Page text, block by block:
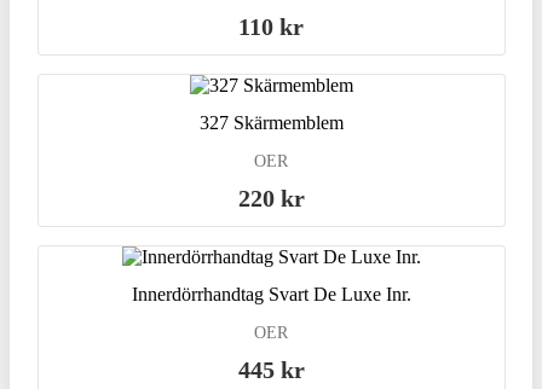
110 kr
327 Skärmemblem
OER
220 kr
Innerdörrhandtag Svart De Luxe Inr.
OER
445 kr